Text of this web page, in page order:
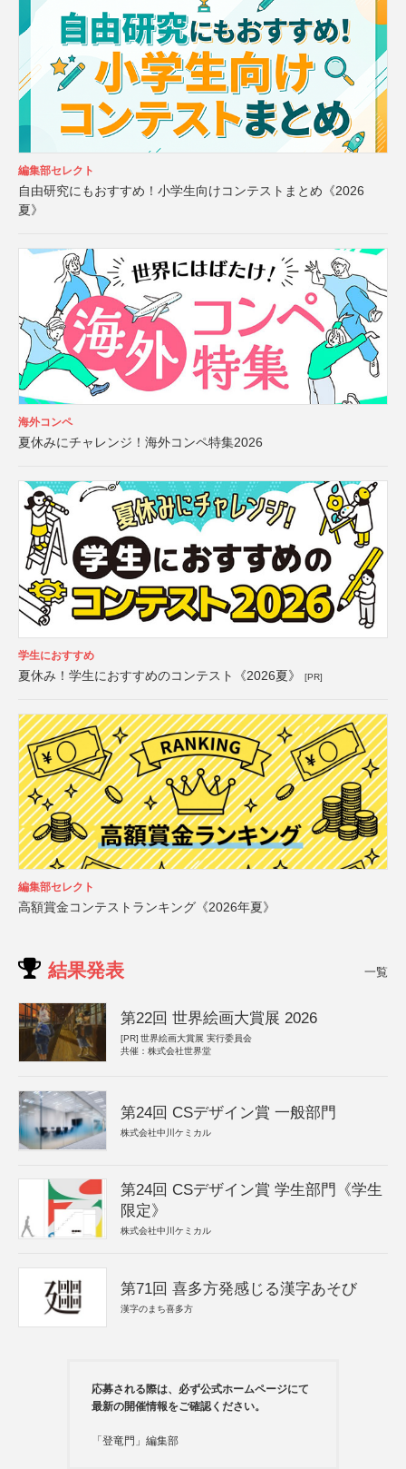
編集部セレクト
自由研究にもおすすめ！小学生向けコンテストまとめ《2026
夏》
海外コンペ
夏休みにチャレンジ！海外コンペ特集2026
学生におすすめ
夏休み！学生におすすめのコンテスト《2026夏》 [PR]
編集部セレクト
高額賞金コンテストランキング《2026年夏》
結果発表 一覧
第22回 世界絵画大賞展 2026
[PR] 世界絵画大賞展 実行委員会
共催：株式会社世界堂
第24回 CSデザイン賞 一般部門
株式会社中川ケミカル
第24回 CSデザイン賞 学生部門《学生
限定》
株式会社中川ケミカル
第71回 喜多方発感じる漢字あそび
漢字のまち喜多方
応募される際は、必ず公式ホームページにて
最新の開催情報をご確認ください。
「登竜門」編集部